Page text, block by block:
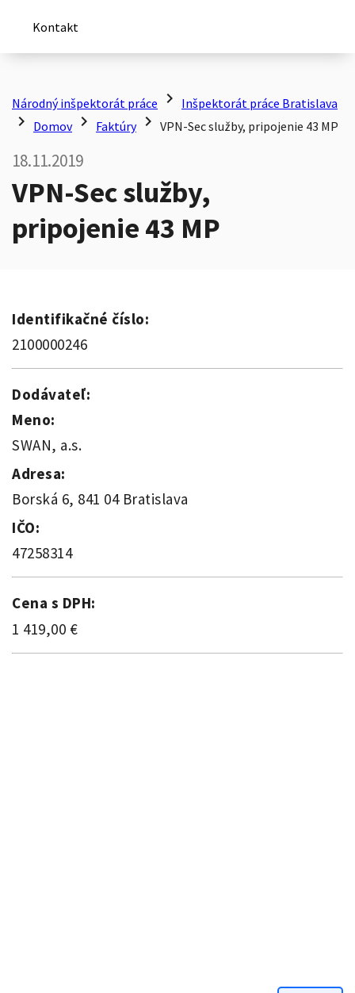
Kontakt
Národný inšpektorát práce chevron_right Inšpektorát práce Bratislava
chevron_right Domov chevron_right Faktúry chevron_right VPN-Sec služby, pripojenie 43 MP
18.11.2019
VPN-Sec služby,
pripojenie 43 MP
Identifikačné číslo:
2100000246
Dodávateľ:
Meno:
SWAN, a.s.
Adresa:
Borská 6, 841 04 Bratislava
IČO:
47258314
Cena s DPH:
1 419,00 €